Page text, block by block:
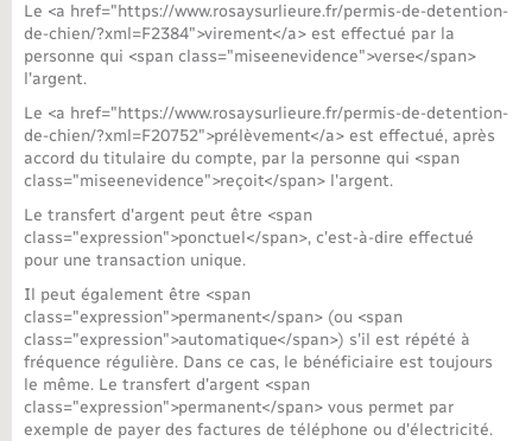
Sport
Tourisme
Nouvel habitant
Nouvelle activité
Numérique
Organisation d’événement
Sécurité - Prévention
Le <a href="https://www.rosaysurlieure.fr/permis-de-detention-
de-chien/?xml=F2384">virement</a> est effectué par la
personne qui <span class="miseenevidence">verse</span>
l'argent.
Le <a href="https://www.rosaysurlieure.fr/permis-de-detention-
de-chien/?xml=F20752">prélèvement</a> est effectué, après
accord du titulaire du compte, par la personne qui <span
class="miseenevidence">reçoit</span> l'argent.
Le transfert d'argent peut être <span
class="expression">ponctuel</span>, c'est-à-dire effectué
pour une transaction unique.
Il peut également être <span
class="expression">permanent</span> (ou <span
class="expression">automatique</span>) s'il est répété à
fréquence régulière. Dans ce cas, le bénéficiaire est toujours
le même. Le transfert d'argent <span
class="expression">permanent</span> vous permet par
exemple de payer des factures de téléphone ou d'électricité.